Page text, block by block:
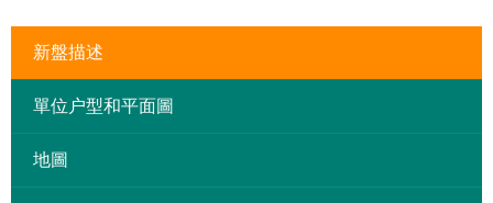
新盤描述
單位户型和平面圖
地圖